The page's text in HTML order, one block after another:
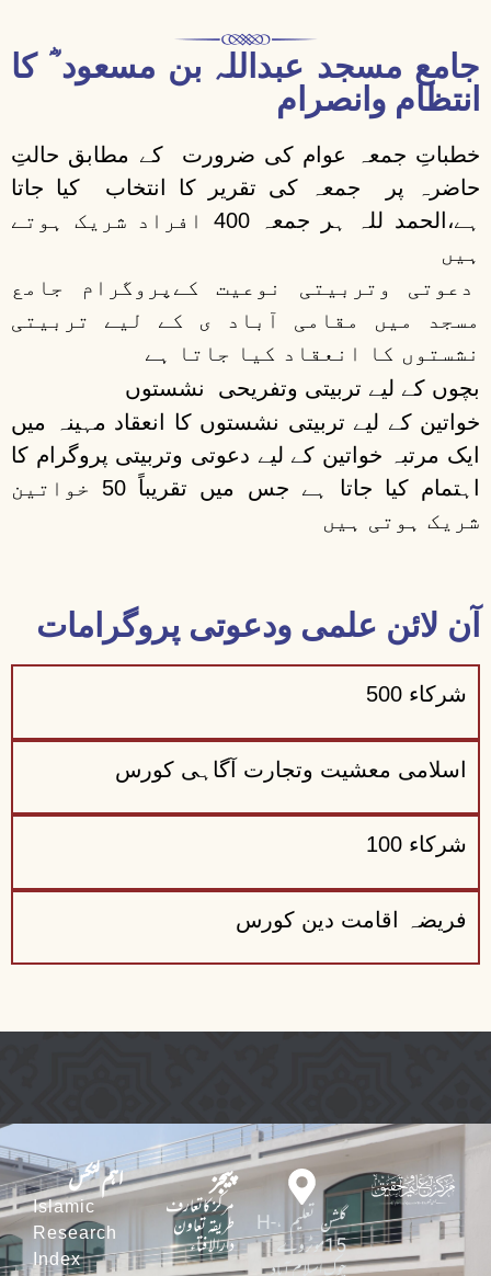
جامع مسجد عبداللہ بن مسعود ؓ کا
انتظام وانصرام
خطباتِ جمعہ عوام کی ضرورت کے مطابق حالتِ
حاضرہ پر جمعہ کی تقریر کا انتخاب کیا جاتا
ہے،الحمد للہ ہر جمعہ 400 افراد شریک ہوتے
ہیں
دعوتی وتربیتی نوعیت کےپروگرام جامع
مسجد میں مقامی آباد ی کے لیے تربیتی
نشستوں کا انعقاد کیا جاتا ہے
بچوں کے لیے تربیتی وتفریحی نشستوں
خواتین کے لیے تربیتی نشستوں کا انعقاد مہینہ میں
ایک مرتبہ خواتین کے لیے دعوتی وتربیتی پروگرام کا
اہتمام کیا جاتا ہے جس میں تقریباً 50 خواتین
شریک ہوتی ہیں
آن لائن علمی ودعوتی پروگرامات
شرکاء 500
اسلامی معشیت وتجارت آگاہی کورس
شرکاء 100
فریضہ اقامت دین کورس
اہم لنکس
Islamic
Research
Index
پیجز
مرکز کاتعارف
طریقہ تعاون
دارالافتاء
گلشن تعلیم ،H-
15موٹروے